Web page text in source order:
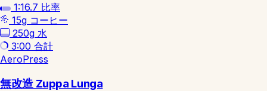
1:16.7 比率
15g コーヒー
250g 水
3:00 合計
AeroPress
無改造 Zuppa Lunga